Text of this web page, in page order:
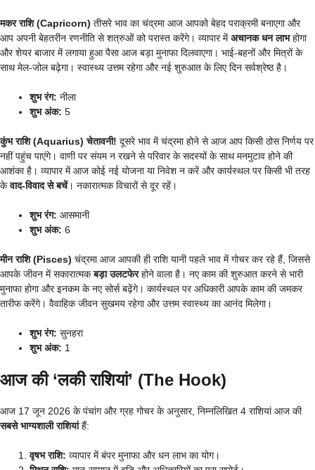
मकर राशि (Capricorn) तीसरे भाव का चंद्रमा आज आपको बेहद पराक्रमी बनाएगा और
आप अपनी बेहतरीन रणनीति से शत्रुओं को परास्त करेंगे। व्यापार मेंअचानक धन लाभहोगा
और शेयर बाजार में लगाया हुआ पैसा आज बड़ा मुनाफा दिलवाएगा। भाई-बहनों और मित्रों के
साथ मेल-जोल बढ़ेगा। स्वास्थ्य उत्तम रहेगा और नई शुरुआत के लिए दिन सर्वश्रेष्ठ है।
शुभ रंग: नीला
शुभ अंक: 5
कुंभ राशि (Aquarius) चेतावनी! दूसरे भाव में चंद्रमा होने से आज आप किसी ठोस निर्णय पर
नहीं पहुंच पाएंगे। वाणी पर संयम न रखने से परिवार के सदस्यों के साथ मनमुटाव होने की
आशंका है। व्यापार में आज कोई नई योजना या निवेश न करें और कार्यस्थल पर किसी भी तरह
केवाद-विवाद से बचें। नकारात्मक विचारों से दूर रहें।
शुभ रंग: आसमानी
शुभ अंक: 6
मीन राशि (Pisces) चंद्रमा आज आपकी ही राशि यानी पहले भाव में गोचर कर रहे हैं, जिससे
आपके जीवन में सकारात्मकबड़ा उलटफेरहोने वाला है। नए काम की शुरुआत करने से भारी
मुनाफा होगा और इनकम के नए सोर्स बढ़ेंगे। कार्यस्थल पर अधिकारी आपके काम की जमकर
तारीफ करेंगे। वैवाहिक जीवन सुखमय रहेगा और उत्तम स्वास्थ्य का आनंद मिलेगा।
शुभ रंग: सुनहरा
शुभ अंक: 1
आज की ‘लकी राशियां’ (The Hook)
आज 17 जून 2026 के पंचांग और ग्रह गोचर के अनुसार, निम्नलिखित 4 राशियां आज की
सबसे भाग्यशाली राशियांहैं:
वृषभ राशि: व्यापार में बंपर मुनाफा और धन लाभ का योग।